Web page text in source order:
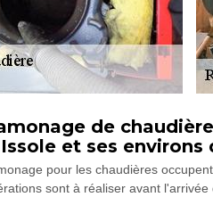
de
et ses environs
pour les chaudières
sont à réaliser avant